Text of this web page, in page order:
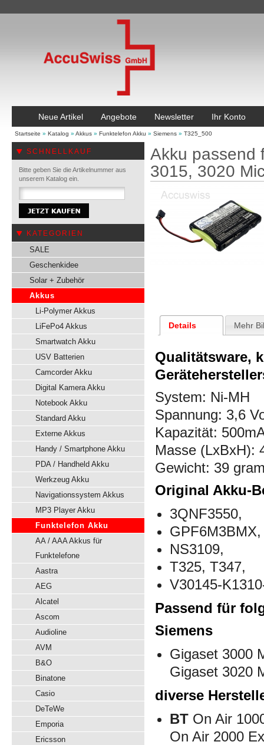
Neue Artikel Angebote Newsletter Ihr Konto
Startseite » Katalog » Akkus » Funktelefon Akku » Siemens » T325_500
SCHNELLKAUF
Bitte geben Sie die Artikelnummer aus
unserem Katalog ein.
KATEGORIEN
SALE
Geschenkidee
Solar + Zubehör
Akkus
Li-Polymer Akkus
LiFePo4 Akkus
Smartwatch Akku
USV Batterien
Camcorder Akku
Digital Kamera Akku
Notebook Akku
Standard Akku
Externe Akkus
Handy / Smartphone Akku
PDA / Handheld Akku
Werkzeug Akku
Navigationssystem Akkus
MP3 Player Akku
Funktelefon Akku
AA / AAA Akkus für
Funktelefone
Aastra
AEG
Alcatel
Ascom
Audioline
AVM
B&O
Binatone
Casio
DeTeWe
Emporia
Ericsson
Akku passend
3015, 3020
Details Mehr
Qualitätsware,
System: Ni-MH
Spannung: 3,6
Kapazität:
Masse (LxBxH):
Gewicht: 39
Original Akku-
3QNF3550,
GPF6M3BMX,
NS3109,
T325, T347,
V30145-
Passend für
Siemens
Gigaset 3000
Gigaset 3020
diverse
BT On Air
On Air 2000